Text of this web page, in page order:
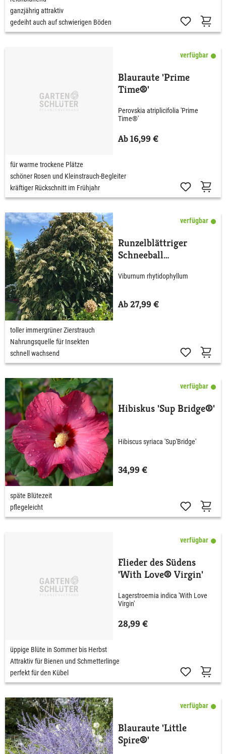
ganzjährig attraktiv
gedeiht auch auf schwierigen Böden
verfügbar
Blauraute 'Prime
Time®'
Perovskia atriplicifolia 'Prime
Time®'
Ab 16,99 €
für warme trockene Plätze
schöner Rosen und Kleinstrauch-Begleiter
kräftiger Rückschnitt im Frühjahr
verfügbar
Runzelblättriger
Schneeball
Viburnum rhytidophyllum
Ab 27,99 €
toller immergrüner Zierstrauch
Nahrungsquelle für Insekten
schnell wachsend
verfügbar
Hibiskus 'Sup Bridge®'
Hibiscus syriaca 'Sup'Bridge'
34,99 €
späte Blütezeit
pflegeleicht
verfügbar
Flieder des Südens
'With Love® Virgin'
Lagerstroemia indica 'With Love
Virgin'
28,99 €
üppige Blüte in Sommer bis Herbst
Attraktiv für Bienen und Schmetterlinge
perfekt für den Kübel
verfügbar
Blauraute 'Little
Spire®'